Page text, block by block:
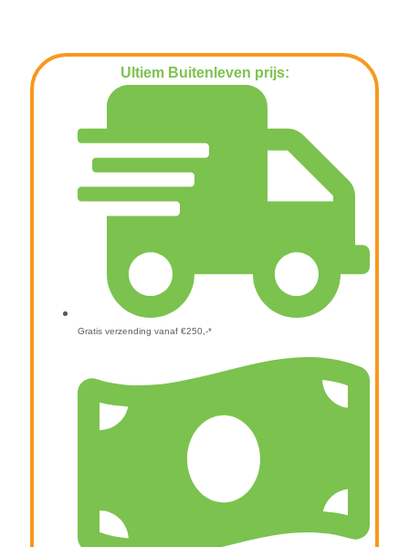
Ultiem Buitenleven prijs:
Gratis verzending vanaf €250,-*